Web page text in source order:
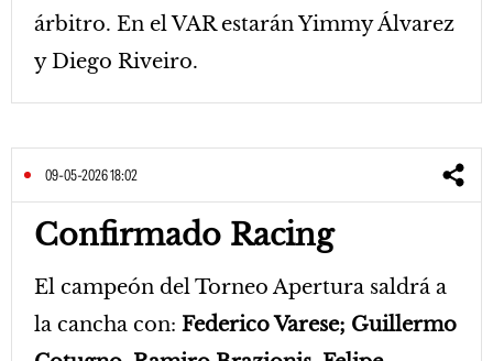
árbitro. En el VAR estarán Yimmy Álvarez
y Diego Riveiro.
09-05-2026 18:02
Confirmado Racing
El campeón del Torneo Apertura saldrá a
la cancha con: Federico Varese; Guillermo